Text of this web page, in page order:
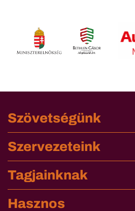
Szövetségünk
Szervezeteink
Tagjainknak
Hasznos